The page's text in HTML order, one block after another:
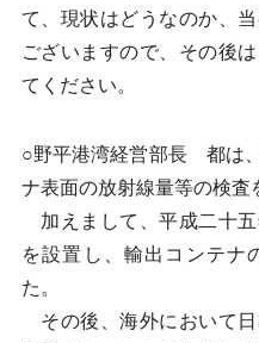
て、現状はどうなのか、
ございますので、その後
てください。
○野平港湾経営部長 都は
ナ表面の放射線量等の検査
加えまして、平成二十
を設置し、輸出コンテナ
た。
その後、海外において